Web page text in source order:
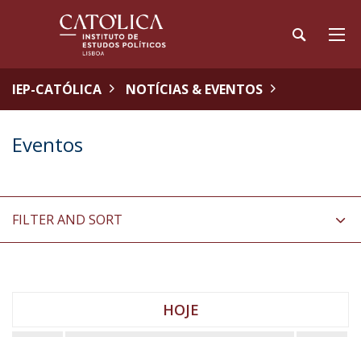
IEP-CATÓLICA NOTÍCIAS & EVENTOS
Eventos
FILTER AND SORT
HOJE